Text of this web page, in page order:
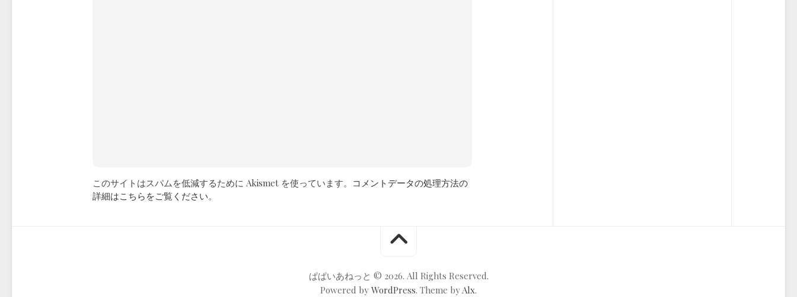
このサイトはスパムを低減するために Akismet を使っています。 コメントデータの処理方法の
詳細はこちらをご覧ください。
ぱぱいあねっと © 2026. All Rights Reserved.
Powered by WordPress. Theme by Alx.